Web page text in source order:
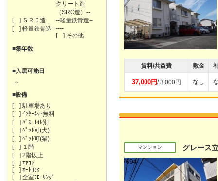
クリート造
（SRC造）--
[ ] ＳＲＣ造
--軽量鉄骨造--
[ ] 軽量鉄骨造
----
[ ] その他
■築年数
■入居可能日
～
■設備
[ ] 駐車場あり
[ ] ｲﾝﾀｰﾈｯﾄ無料
[ ] ﾊﾞｽ･ﾄｲﾚ別
[ ] ﾍﾟｯﾄ可(犬)
[ ] ﾍﾟｯﾄ可(猫)
[ ] １階
[ ] 2階以上
[ ] ｴｱｺﾝ
[ ] ｵｰﾄﾛｯｸ
[ ] 全室ﾌﾛｰﾘﾝｸﾞ
賃料/共益費 敷金
37,000円/ 3,000円 なし
マンション グレース